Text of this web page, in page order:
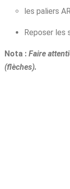
les paliers
Reposer les
Nota : Faire
(flèches).